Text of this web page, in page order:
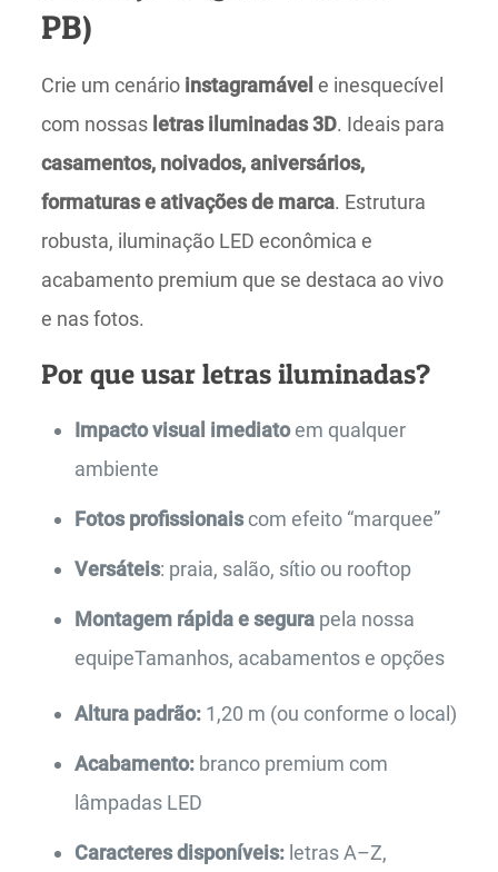
PB)
Crie um cenário instagramável e inesquecível
com nossas letras iluminadas 3D. Ideais para
casamentos, noivados, aniversários,
formaturas e ativações de marca. Estrutura
robusta, iluminação LED econômica e
acabamento premium que se destaca ao vivo
e nas fotos.
Por que usar letras iluminadas?
Impacto visual imediatoem qualquer
ambiente
Fotos profissionaiscom efeito “marquee”
Versáteis: praia, salão, sítio ou rooftop
Montagem rápida e segurapela nossa
equipeTamanhos, acabamentos e opções
Altura padrão:1,20 m (ou conforme o local)
Acabamento:branco premium com
lâmpadas LED
Caracteres disponíveis:letras A–Z,